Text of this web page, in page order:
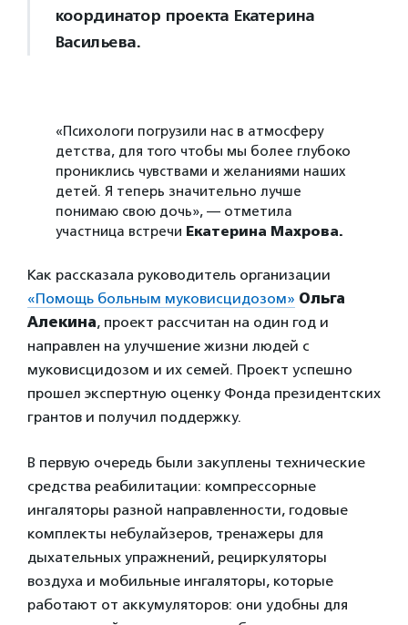
координатор проекта Екатерина
Васильева.
«Психологи погрузили нас в атмосферу
детства, для того чтобы мы более глубоко
прониклись чувствами и желаниями наших
детей. Я теперь значительно лучше
понимаю свою дочь», — отметила
участница встречи Екатерина Махрова.
Как рассказала руководитель организации
«Помощь больным муковисцидозом» Ольга
Алекина, проект рассчитан на один год и
направлен на улучшение жизни людей с
муковисцидозом и их семей. Проект успешно
прошел экспертную оценку Фонда президентских
грантов и получил поддержку.
В первую очередь были закуплены технические
средства реабилитации: компрессорные
ингаляторы разной направленности, годовые
комплекты небулайзеров, тренажеры для
дыхательных упражнений, рециркуляторы
воздуха и мобильные ингаляторы, которые
работают от аккумуляторов: они удобны для